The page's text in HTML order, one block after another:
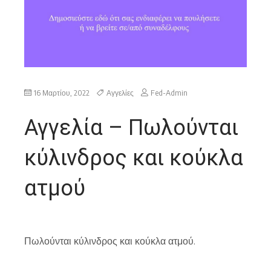
16 Μαρτίου, 2022 Αγγελίες Fed-Admin
Αγγελία – Πωλούνται
κύλινδρος και κούκλα
ατμού
Πωλούνται κύλινδρος και κούκλα ατμού.